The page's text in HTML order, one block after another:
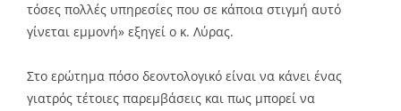
τόσες πολλές υπηρεσίες που σε κάποια στιγμή αυτό
γίνεται εμμονή» εξηγεί ο κ. Λύρας.
Στο ερώτημα πόσο δεοντολογικό είναι να κάνει ένας
γιατρός τέτοιες παρεμβάσεις και πως μπορεί να